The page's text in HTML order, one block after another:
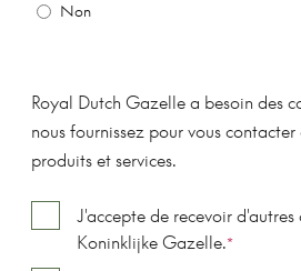
Non
Royal Dutch Gazelle a besoin des
nous fournissez pour vous
produits et services.
J'accepte de recevoir
Koninklijke Gazelle.*